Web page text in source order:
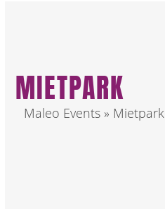
MIETPARK
Maleo Events » Mietpark